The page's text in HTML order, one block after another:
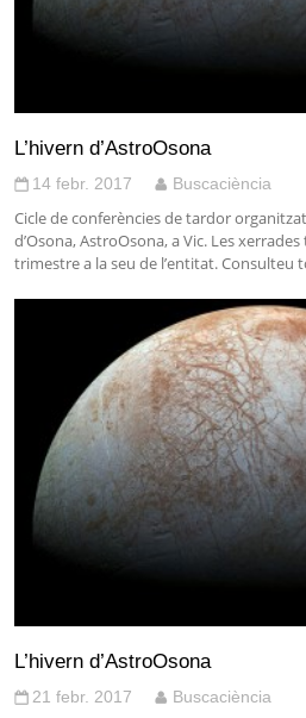
L’hivern d’AstroOsona
14 febr. 2017 Buscaciència
Cicle de conferències de tardor
d’Osona, AstroOsona, a Vic. Les
trimestre a la seu de l’entitat. Consulteu
L’hivern d’AstroOsona
21 febr. 2017 Buscaciència